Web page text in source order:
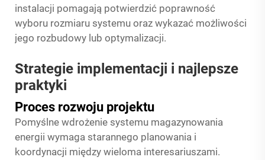
instalacji pomagają potwierdzić poprawność
wyboru rozmiaru systemu oraz wykazać możliwości
jego rozbudowy lub optymalizacji.
Strategie implementacji i najlepsze
praktyki
Proces rozwoju projektu
Pomyślne wdrożenie systemu magazynowania
energii wymaga starannego planowania i
koordynacji między wieloma interesariuszami.